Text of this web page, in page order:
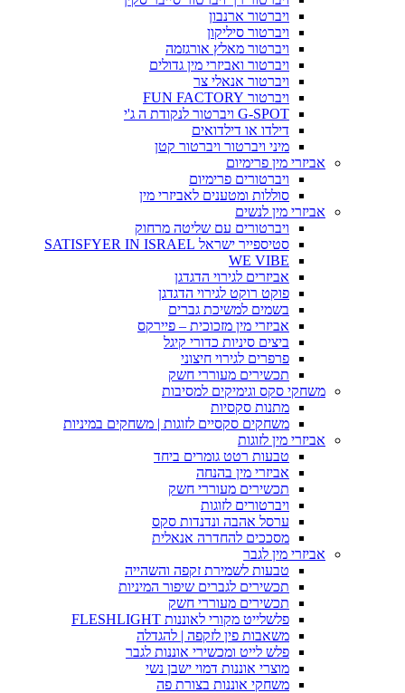
ויברטור ארנבון
ויברטור סיליקון
ויברטור מאלץ אורגזמה
ויברטור ואביזרי מין גדולים
ויברטור אנאלי צר
ויברטור FUN FACTORY
G-SPOT ויברטור לנקודת ה ג'י
דילדו או דילדואים
מיני ויברטור ויברטור קטן
אביזרי מין פרימיום
ויברטורים פרימיום
סוללות ומטענים לאביזרי מין
אביזרי מין לנשים
ויברטורים עם שליטה מרחוק
סטיספייר ישראל SATISFYER IN ISRAEL
WE VIBE
אביזרים לגירוי הדגדגן
פוקט רוקט לגירוי הדגדגן
בשמים למשיכת גברים
אביזרי מין מזכוכית – פיירקס
ביצים סיניות כדורי קיגל
פרפרים לגירוי חיצוני
תכשירים מעוררי חשק
משחקי סקס וגימיקים למסיבות
מתנות סקסיות
משחקים סקסיים לזוגות | משחקים במיניות
אביזרי מין לזוגות
טבעות רטט גומרים ביחד
אביזרי מין בהנחה
תכשירים מעוררי חשק
ויברטורים לזוגות
ערסל אהבה ונדנדות סקס
מסככים להחדרה אנאלית
אביזרי מין לגבר
טבעות לשמירת זקפה והשהייה
תכשירים לגברים שיפור המיניות
תכשירים מעוררי חשק
פלשלייט מקורי לאוננות FLESHLIGHT
משאבות פין לזקפה | להגדלה
פלש לייט ומכשירי אוננות לגבר
מוצרי אוננות דמוי ישבן נשי
משחקי אוננות בצורת פה